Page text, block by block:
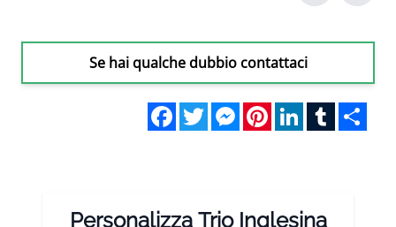
Se hai qualche dubbio contattaci
FacebookTwitterMessengerPinterestLinkedInTumblr
Personalizza Trio Inglesina